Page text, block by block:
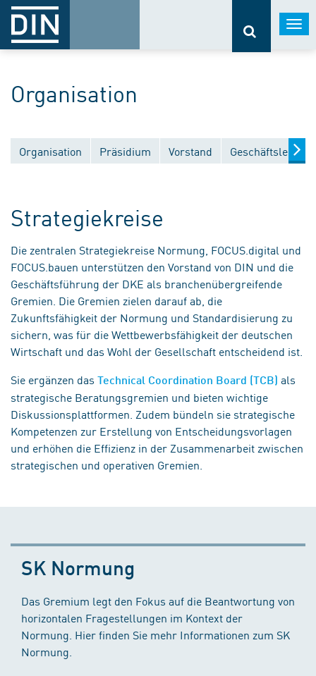
Organisation
Organisation Präsidium Vorstand Geschäftsleitung
Strategiekreise
Die zentralen Strategiekreise Normung, FOCUS.digital und
FOCUS.bauen unterstützen den Vorstand von DIN und die
Geschäftsführung der DKE als branchenübergreifende
Gremien. Die Gremien zielen darauf ab, die
Zukunftsfähigkeit der Normung und Standardisierung zu
sichern, was für die Wettbewerbsfähigkeit der deutschen
Wirtschaft und das Wohl der Gesellschaft entscheidend ist.
Sie ergänzen das Technical Coordination Board (TCB) als
strategische Beratungsgremien und bieten wichtige
Diskussionsplattformen. Zudem bündeln sie strategische
Kompetenzen zur Erstellung von Entscheidungsvorlagen
und erhöhen die Effizienz in der Zusammenarbeit zwischen
strategischen und operativen Gremien.
SK Normung
Das Gremium legt den Fokus auf die Beantwortung von
horizontalen Fragestellungen im Kontext der
Normung. Hier finden Sie mehr Informationen zum SK
Normung.